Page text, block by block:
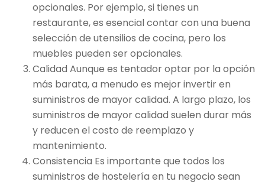
opcionales. Por ejemplo, si tienes un
restaurante, es esencial contar con una buena
selección de utensilios de cocina, pero los
muebles pueden ser opcionales.
Calidad Aunque es tentador optar por la opción
más barata, a menudo es mejor invertir en
suministros de mayor calidad. A largo plazo, los
suministros de mayor calidad suelen durar más
y reducen el costo de reemplazo y
mantenimiento.
Consistencia Es importante que todos los
suministros de hostelería en tu negocio sean